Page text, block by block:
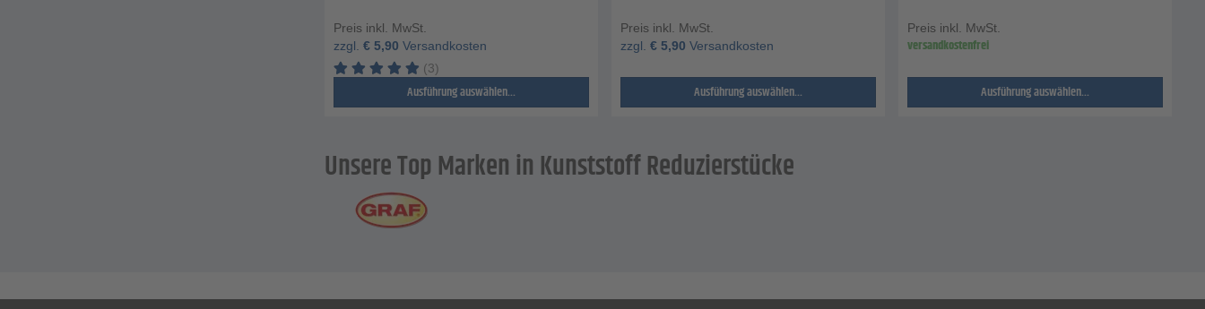
Preis inkl. MwSt.
zzgl. € 5,90 Versandkosten
(3)
Ausführung auswählen...
Preis inkl. MwSt.
zzgl. € 5,90 Versandkosten
Ausführung auswählen...
Preis inkl. MwSt.
versandkostenfrei
Ausführung auswählen...
Unsere Top Marken in Kunststoff Reduzierstücke